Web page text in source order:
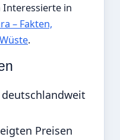
Interessierte in
– Fakten,
.
Preisen